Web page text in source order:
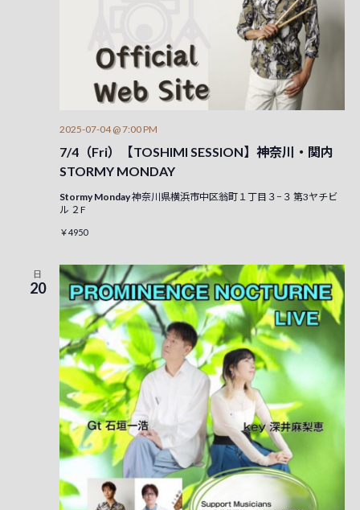
7/4（Fri）【TOSHIMI SESSION】神奈川・関内
STORMY MONDAY
2025-07-04 @ 7:00 PM
Stormy Monday神奈川県横浜市中区翁町１丁目３−３ 第3ヤチビ
ル ２F
￥4950
日
20